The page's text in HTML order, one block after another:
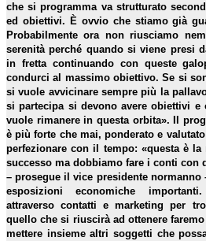
che si programma va strutturato
ed obiettivi. È ovvio che stiamo già
Probabilmente ora non riusciamo
serenità perché quando si viene presi
in fretta continuando con queste
condurci al massimo obiettivo. Se si
si vuole avvicinare sempre più la
si partecipa si devono avere obiettivi e
vuole rimanere in questa orbita». Il
è più forte che mai, ponderato e
perfezionare con il tempo: «questa è
successo ma dobbiamo fare i conti con
– prosegue il vice presidente normanno
esposizioni economiche
attraverso contatti e marketing per
quello che si riuscirà ad ottenere
mettere insieme altri soggetti che